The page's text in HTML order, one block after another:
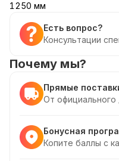
1250 мм
Есть вопрос?
Консультации
Почему мы?
Прямые
От
Бонусная
Копите баллы с